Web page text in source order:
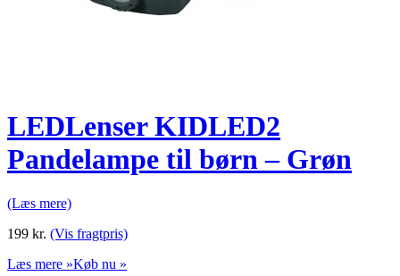
LEDLenser KIDLED2
Pandelampe til børn – Grøn
(Læs mere)
199 kr. (Vis fragtpris)
Læs mere »Køb nu »